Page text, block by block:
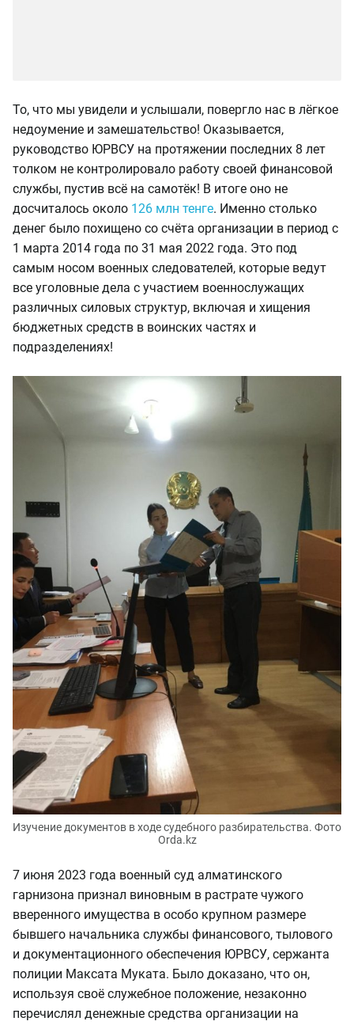
То, что мы увидели и услышали, повергло нас в лёгкое
недоумение и замешательство! Оказывается,
руководство ЮРВСУ на протяжении последних 8 лет
толком не контролировало работу своей финансовой
службы, пустив всё на самотёк! В итоге оно не
досчиталось около 126 млн тенге. Именно столько
денег было похищено со счёта организации в период с
1 марта 2014 года по 31 мая 2022 года. Это под
самым носом военных следователей, которые ведут
все уголовные дела с участием военнослужащих
различных силовых структур, включая и хищения
бюджетных средств в воинских частях и
подразделениях!
Изучение документов в ходе судебного разбирательства. Фото
Orda.kz
7 июня 2023 года военный суд алматинского
гарнизона признал виновным в растрате чужого
вверенного имущества в особо крупном размере
бывшего начальника службы финансового, тылового
и документационного обеспечения ЮРВСУ, сержанта
полиции Максата Муката. Было доказано, что он,
используя своё служебное положение, незаконно
перечислял денежные средства организации на